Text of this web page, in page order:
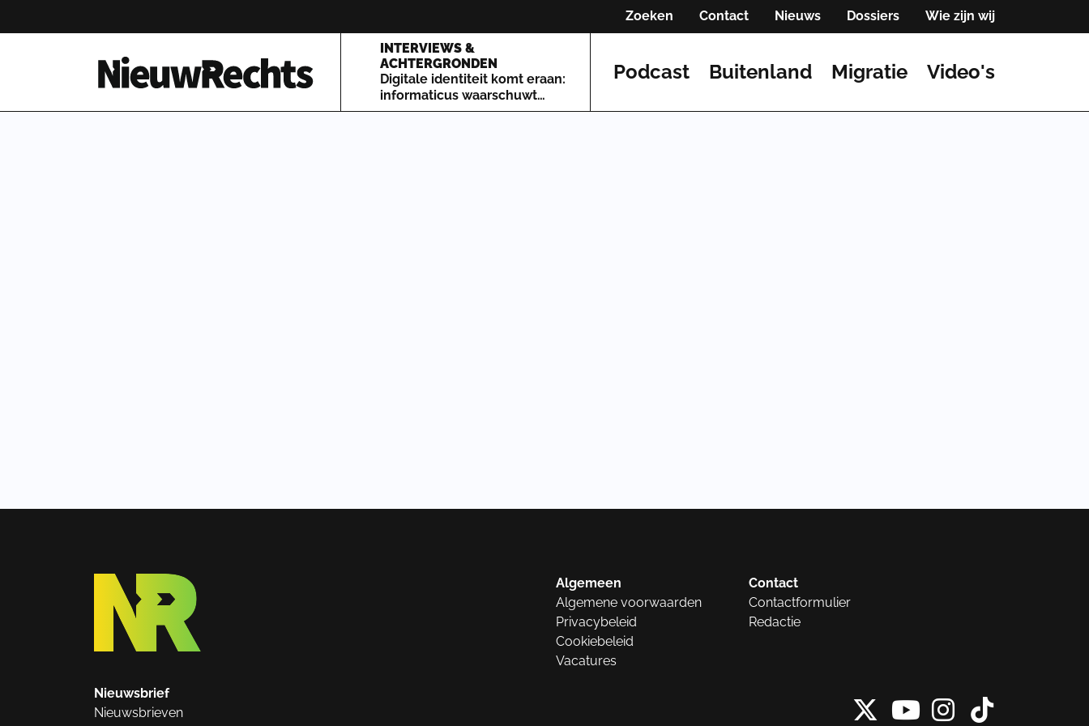
Zoeken Contact Nieuws Dossiers Wie zijn wij
Homepage van NieuwRechts
INTERVIEWS &
ACHTERGRONDEN
Digitale identiteit komt eraan:
informaticus waarschuwt
voor de gevolgen
Podcast Buitenland Migratie Video's
Algemeen
Algemene voorwaarden
Privacybeleid
Cookiebeleid
Vacatures
Contact
Contactformulier
Redactie
Nieuwsbrief
Nieuwsbrieven
X vanInstagram
Tiktok